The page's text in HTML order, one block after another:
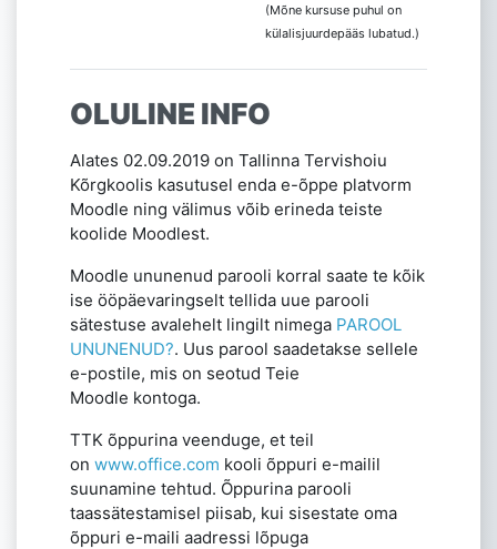
(Mõne kursuse puhul on
külalisjuurdepääs lubatud.)
OLULINE INFO
Alates 02.09.2019 on Tallinna Tervishoiu
Kõrgkoolis kasutusel enda e-õppe platvorm
Moodle ning välimus võib erineda teiste
koolide Moodlest.
Moodle ununenud parooli korral saate te kõik
ise ööpäevaringselt tellida uue parooli
sätestuse avalehelt lingilt nimega PAROOL
UNUNENUD?. Uus parool saadetakse sellele
e-postile, mis on seotud Teie
Moodle kontoga.
TTK õppurina veenduge, et teil
on www.office.com kooli õppuri e-mailil
suunamine tehtud. Õppurina parooli
taassätestamisel piisab, kui sisestate oma
õppuri e-maili aadressi lõpuga